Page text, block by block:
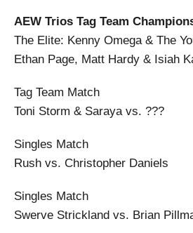
AEW Trios Tag Team
The Elite: Kenny Omega & The
Ethan Page, Matt Hardy & Isiah
Tag Team Match
Toni Storm & Saraya vs. ???
Singles Match
Rush vs. Christopher Daniels
Singles Match
Swerve Strickland vs. Brian